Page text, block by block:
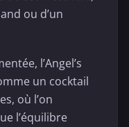
ou d’un
l’Angel’s
un cocktail
où l’on
l’équilibre